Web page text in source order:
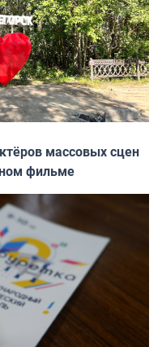
массовых сцен
фильме